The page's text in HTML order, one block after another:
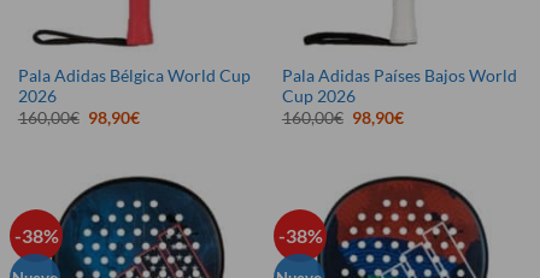
Pala Adidas Bélgica World Cup
2026
160,00€ El
precio
160,00€.
98,90€El
98,90€.
Pala Adidas Países Bajos World
Cup 2026
160,00€ El
precio
160,00€.
98,90€El
98,90€.
-38% -38%